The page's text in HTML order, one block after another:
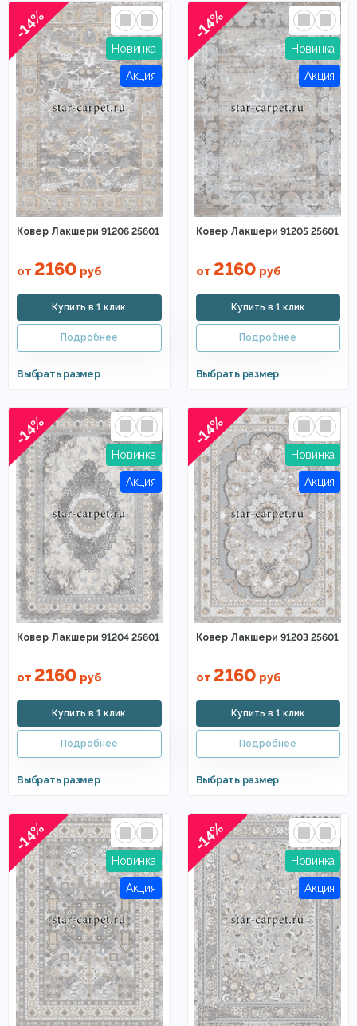
-14%
Ковер Лакшери 91206 25601
от 2160 руб
-14%
Ковер Лакшери 91205 25601
от 2160 руб
-14%
Ковер Лакшери 91204 25601
от 2160 руб
-14%
Ковер Лакшери 91203 25601
от 2160 руб
-14% -14%